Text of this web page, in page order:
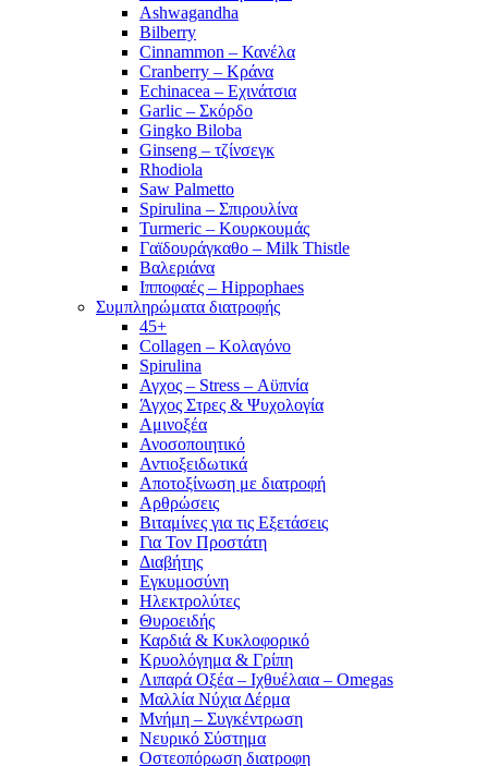
Ashwagandha
Bilberry
Cinnammon – Κανέλα
Cranberry – Κράνα
Echinacea – Εχινάτσια
Garlic – Σκόρδο
Gingko Biloba
Ginseng – τζίνσεγκ
Rhodiola
Saw Palmetto
Spirulina – Σπιρουλίνα
Turmeric – Κουρκουμάς
Γαϊδουράγκαθο – Milk Thistle
Βαλεριάνα
Ιπποφαές – Hippophaes
Συμπληρώματα διατροφής
45+
Collagen – Κολαγόνο
Spirulina
Αγχος – Stress – Αϋπνία
Άγχος Στρες & Ψυχολογία
Αμινοξέα
Ανοσοποιητικό
Αντιοξειδωτικά
Αποτοξίνωση με διατροφή
Αρθρώσεις
Βιταμίνες για τις Εξετάσεις
Για Τον Προστάτη
Διαβήτης
Εγκυμοσύνη
Ηλεκτρολύτες
Θυροειδής
Καρδιά & Κυκλοφορικό
Κρυολόγημα & Γρίπη
Λιπαρά Οξέα – Ιχθυέλαια – Omegas
Μαλλία Νύχια Δέρμα
Μνήμη – Συγκέντρωση
Νευρικό Σύστημα
Οστεοπόρωση διατροφη